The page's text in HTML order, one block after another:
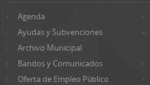
Agenda
Ayudas y Subvenciones
Archivo Municipal
Bandos y Comunicados
Oferta de Empleo Público